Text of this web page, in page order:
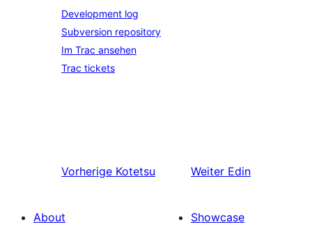
Development log
Subversion repository
Im Trac ansehen
Trac tickets
Vorherige Kotetsu Weiter Edin
About
Showcase